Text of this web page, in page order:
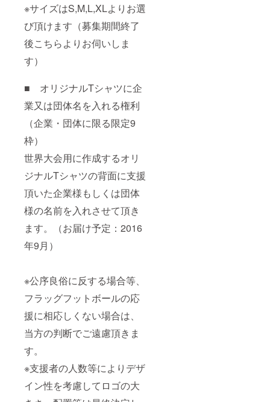
※サイズはS,M,L,XLよりお選
び頂けます（募集期間終了
後こちらよりお伺いしま
す）
■ オリジナルTシャツに企
業又は団体名を入れる権利
（企業・団体に限る限定9
枠）
世界大会用に作成するオリ
ジナルTシャツの背面に支援
頂いた企業様もしくは団体
様の名前を入れさせて頂き
ます。（お届け予定：2016
年9月）
※公序良俗に反する場合等、
フラッグフットボールの応
援に相応しくない場合は、
当方の判断でご遠慮頂きま
す。
※支援者の人数等によりデザ
イン性を考慮してロゴの大